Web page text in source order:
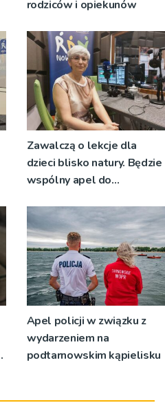
rodziców i opiekunów
Zawalczą o lekcje dla
dzieci blisko natury. Będzie
wspólny apel do
likwidacji DWD [WIDEO]
Apel policji w związku z
wydarzeniem na
podtarnowskim kąpielisku